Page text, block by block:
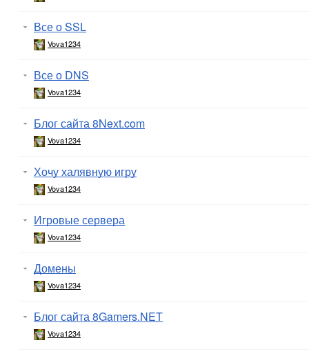
Все о SSL
Vova1234
Все о DNS
Vova1234
Блог сайта 8Next.com
Vova1234
Хочу халявную игру
Vova1234
Игровые сервера
Vova1234
Домены
Vova1234
Блог сайта 8Gamers.NET
Vova1234